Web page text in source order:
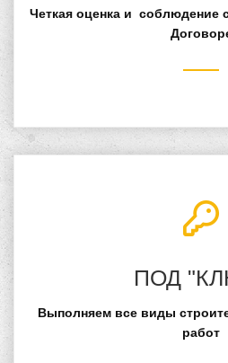
Четкая оценка и соблюдение
ПОД
Выполняем все виды
работ